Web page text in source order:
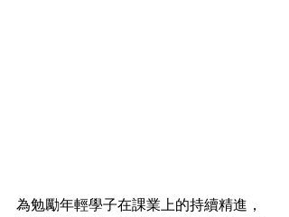
為勉勵年輕學子在課業上的持續精進，